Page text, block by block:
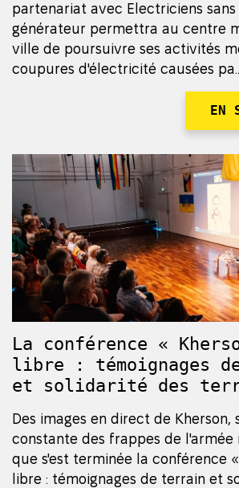
partenariat avec Electriciens
générateur permettra au centre
ville de poursuivre ses activités
coupures d'électricité causées
EN
La conférence «
libre : témoignages
et solidarité des
Des images en direct de Kherson,
constante des frappes de l'armée
que s'est terminée la conférence
libre : témoignages de terrain et